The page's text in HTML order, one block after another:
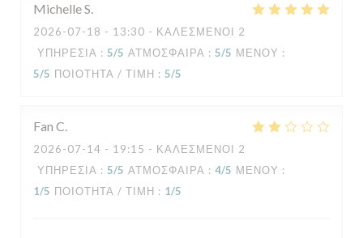
MichelleS
2026-07-18 - 13:30 - ΚΑΛΕΣΜΈΝΟΙ 2
ΥΠΗΡΕΣΊΑ : 5/5 ΑΤΜΌΣΦΑΙΡΑ : 5/5 ΜΕΝΟΎ :
5/5 ΠΟΙΌΤΗΤΑ / ΤΙΜΉ : 5/5
Fan C
2026-07-14 - 19:15 - ΚΑΛΕΣΜΈΝΟΙ 2
ΥΠΗΡΕΣΊΑ : 5/5 ΑΤΜΌΣΦΑΙΡΑ : 4/5 ΜΕΝΟΎ :
1/5 ΠΟΙΌΤΗΤΑ / ΤΙΜΉ : 1/5